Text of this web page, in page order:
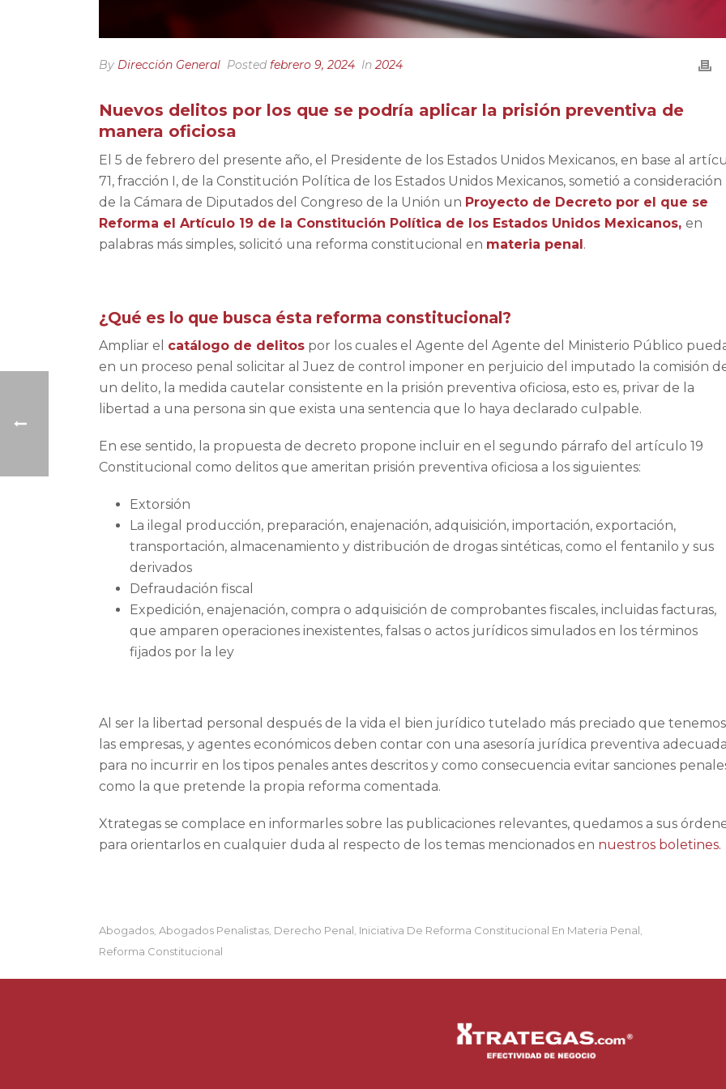
By Dirección General Posted febrero 9, 2024 In 2024
Nuevos delitos por los que se podría aplicar la prisión preventiva de
manera oficiosa
El 5 de febrero del presente año, el Presidente de los Estados Unidos Mexicanos, en base al
71, fracción I, de la Constitución Política de los Estados Unidos Mexicanos, sometió a consideración
de la Cámara de Diputados del Congreso de la Unión un Proyecto de Decreto por el que se
Reforma el Artículo 19 de la Constitución Política de los Estados Unidos Mexicanos, en
palabras más simples, solicitó una reforma constitucional en materia penal .
¿Qué es lo que busca ésta reforma constitucional?
Ampliar el catálogo de delitos por los cuales el Agente del Agente del Ministerio Público
en un proceso penal solicitar al Juez de control imponer en perjuicio del imputado la comisión
un delito, la medida cautelar consistente en la prisión preventiva oficiosa, esto es, privar de la
libertad a una persona sin que exista una sentencia que lo haya declarado culpable.
En ese sentido, la propuesta de decreto propone incluir en el segundo párrafo del artículo 19
Constitucional como delitos que ameritan prisión preventiva oficiosa a los siguientes:
Extorsión
La ilegal producción, preparación, enajenación, adquisición, importación, exportación,
transportación, almacenamiento y distribución de drogas sintéticas, como el fentanilo y sus
derivados
Defraudación fiscal
Expedición, enajenación, compra o adquisición de comprobantes fiscales, incluidas facturas,
que amparen operaciones inexistentes, falsas o actos jurídicos simulados en los términos
fijados por la ley
Al ser la libertad personal después de la vida el bien jurídico tutelado más preciado que
las empresas, y agentes económicos deben contar con una asesoría jurídica preventiva
para no incurrir en los tipos penales antes descritos y como consecuencia evitar sanciones
como la que pretende la propia reforma comentada.
Xtrategas se complace en informarles sobre las publicaciones relevantes, quedamos a sus
para orientarlos en cualquier duda al respecto de los temas mencionados en nuestros boletines.
Abogados, Abogados Penalistas, Derecho Penal, Iniciativa De Reforma Constitucional En Materia Penal,
Reforma Constitucional